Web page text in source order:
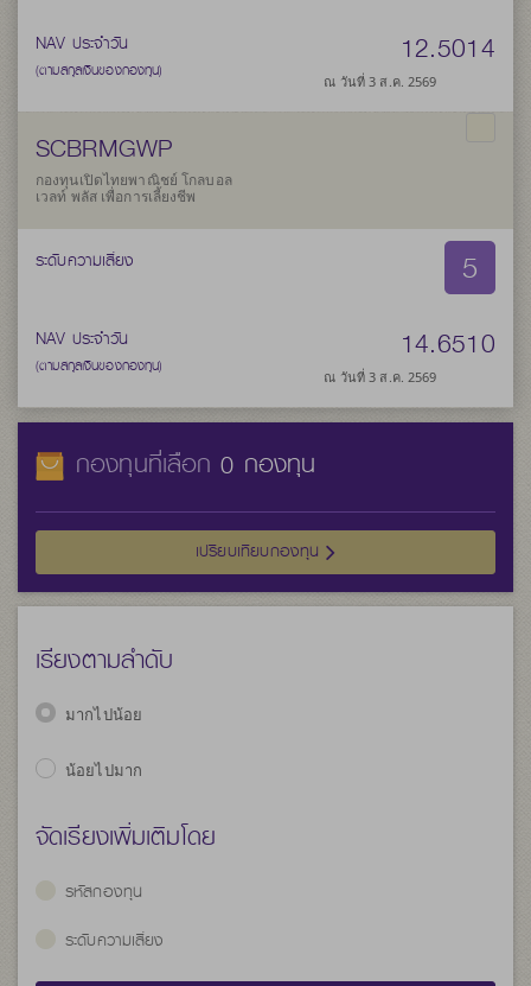
NAV ประจำวัน
(ตามสกุลเงินของกองทุน)
12.5014
ณ วันที่ 3 ส.ค. 2569
SCBRMGWP
กองทุนเปิดไทยพาณิชย์ โกลบอล
เวลท์ พลัส เพื่อการเลี้ยงชีพ
ระดับความเสี่ยง 5
NAV ประจำวัน
(ตามสกุลเงินของกองทุน)
14.6510
ณ วันที่ 3 ส.ค. 2569
กองทุนที่เลือก0 กองทุน
เปรียบเทียบกองทุน
เรียงตามลำดับ
มากไปน้อย
น้อยไปมาก
จัดเรียงเพิ่มเติมโดย
รหัสกองทุน
ระดับความเสี่ยง